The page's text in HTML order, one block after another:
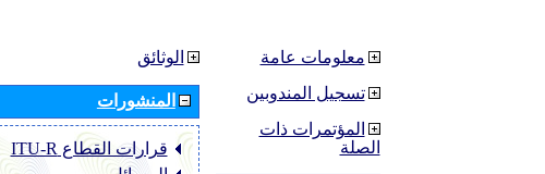
الوثائق
المنشورات
قرارات القطاع ‏ITU-R
معلومات عامة
تسجيل المندوبين
المؤتمرات ذات
الصلة